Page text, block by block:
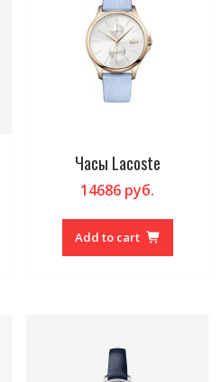
Часы Lacoste
14686 руб.
Add to cart